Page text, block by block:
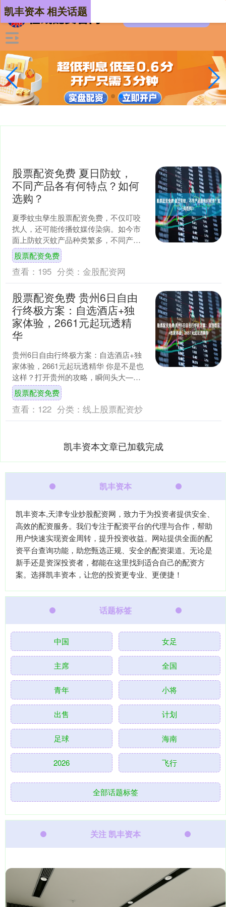
凯丰资本 相关话题
股票配资免费 夏日防蚊，
不同产品各有何特点？如何
选购？
夏季蚊虫孳生股票配资免费，不仅叮咬
扰人，还可能传播蚊媒传染病。如今市
面上防蚊灭蚊产品种类繁多，不同产品
各有何特点？消费者要如何选购？ 广州
市疾控中心（卫监所）消....
股票配资免费
查看： 195 分类： 金股配资网
股票配资免费 贵州6日自由
行终极方案：自选酒店+独
家体验，2661元起玩透精
华
贵州6日自由行终极方案：自选酒店+独
家体验，2661元起玩透精华 你是不是也
这样？打开贵州的攻略，瞬间头大——
黄果树、荔波、西江、镇远…个个都是
必去打卡的“世界....
股票配资免费
查看： 122 分类： 线上股票配资炒
凯丰资本文章已加载完成
凯丰资本
凯丰资本,天津专业炒股配资网，致力于为投资者提供安全、
高效的配资服务。我们专注于配资平台的代理与合作，帮助
用户快速实现资金周转，提升投资收益。网站提供全面的配
资平台查询功能，助您甄选正规、安全的配资渠道。无论是
新手还是资深投资者，都能在这里找到适合自己的配资方
案。选择凯丰资本，让您的投资更专业、更便捷！
话题标签
中国 女足
主席 全国
青年 小将
出售 计划
足球 海南
2026 飞行
全部话题标签
关注 凯丰资本